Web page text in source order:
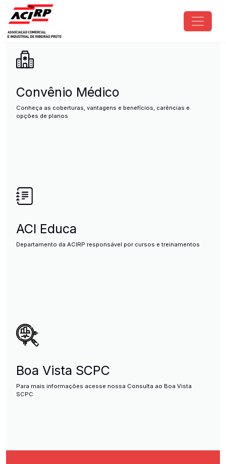
Pular para o conteúdo principal
ACIRP - Associação Comercial
Convênio Médico
Conheça as coberturas, vantagens e benefícios, carências e
opções de planos
ACI Educa
Departamento da ACIRP responsável por cursos e treinamentos
Boa Vista SCPC
Para mais informações acesse nossa Consulta ao Boa Vista
SCPC